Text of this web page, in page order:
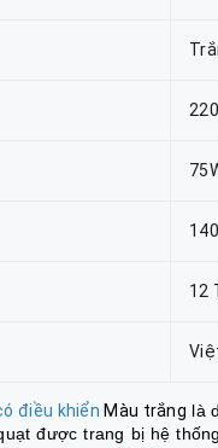
12
điều khiển Màu trắng là
được trang bị hệ